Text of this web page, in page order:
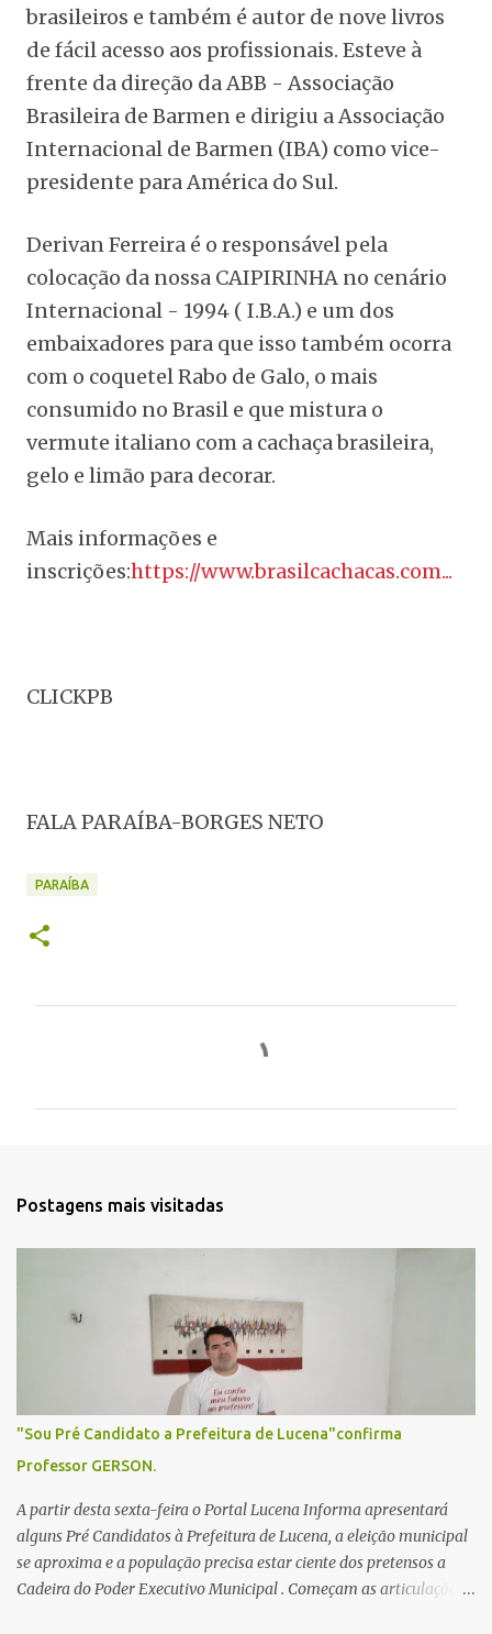
brasileiros e também é autor de nove livros
de fácil acesso aos profissionais. Esteve à
frente da direção da ABB - Associação
Brasileira de Barmen e dirigiu a Associação
Internacional de Barmen (IBA) como vice-
presidente para América do Sul.
Derivan Ferreira é o responsável pela
colocação da nossa CAIPIRINHA no cenário
Internacional - 1994 ( I.B.A.) e um dos
embaixadores para que isso também ocorra
com o coquetel Rabo de Galo, o mais
consumido no Brasil e que mistura o
vermute italiano com a cachaça brasileira,
gelo e limão para decorar.
Mais informações e
inscrições:https://www.brasilcachacas.com...
CLICKPB
FALA PARAÍBA-BORGES NETO
PARAÍBA
Postagens mais visitadas
"Sou Pré Candidato a Prefeitura de Lucena"confirma
Professor GERSON.
A partir desta sexta-feira o Portal Lucena Informa apresentará
alguns Pré Candidatos à Prefeitura de Lucena, a eleição municipal
se aproxima e a população precisa estar ciente dos pretensos a
Cadeira do Poder Executivo Municipal . Começam as articulações e